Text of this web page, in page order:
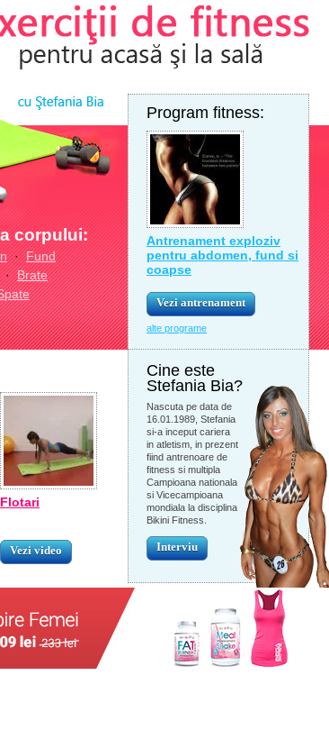
corpului:
·Fund
Brate
Program fitness:
Antrenament exploziv
pentru abdomen, fund si
coapse
Vezi antrenament
alte programe
Flotari
Vezi video
Cine este
Stefania Bia?
Nascuta pe data de
16.01.1989, Stefania
si-a inceput cariera
in atletism, in prezent
fiind antrenoare de
fitness si multipla
Campioana nationala
si Vicecampioana
mondiala la disciplina
Bikini Fitness.
Interviu